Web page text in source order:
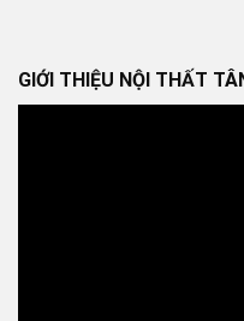
GIỚI THIỆU NỘI THẤT